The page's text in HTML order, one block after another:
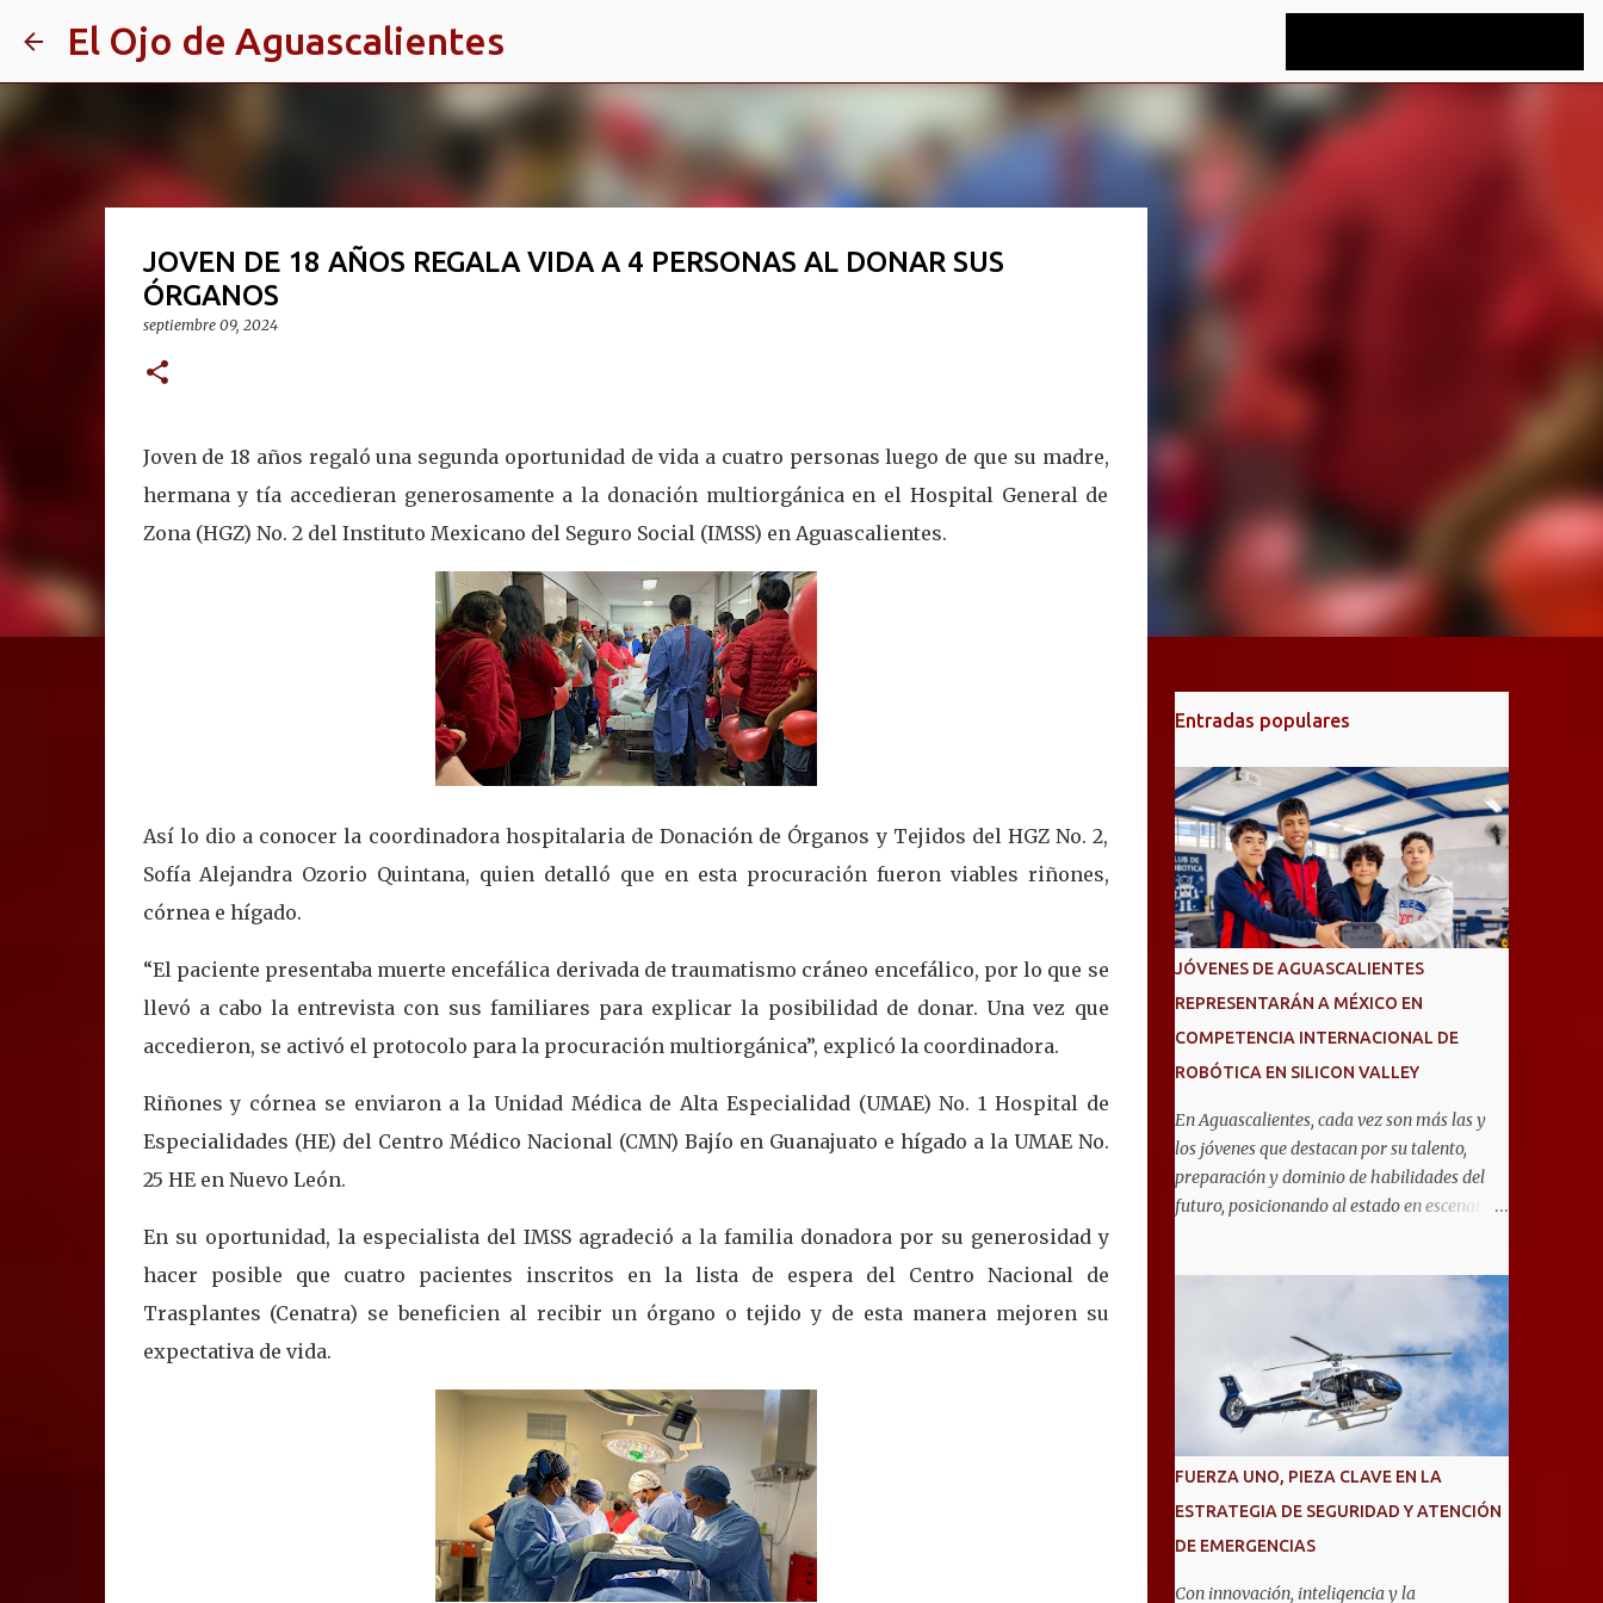
El Ojo de Aguascalientes
JOVEN DE 18 AÑOS REGALA VIDA A 4 PERSONAS AL DONAR SUS
ÓRGANOS
septiembre 09, 2024
Joven de 18 años regaló una segunda oportunidad de vida a cuatro personas luego de que su madre,
hermana y tía accedieran generosamente a la donación multiorgánica en el Hospital General de
Zona (HGZ) No. 2 del Instituto Mexicano del Seguro Social (IMSS) en Aguascalientes.
Así lo dio a conocer la coordinadora hospitalaria de Donación de Órganos y Tejidos del HGZ No. 2,
Sofía Alejandra Ozorio Quintana, quien detalló que en esta procuración fueron viables riñones,
córnea e hígado.
“El paciente presentaba muerte encefálica derivada de traumatismo cráneo encefálico, por lo que se
llevó a cabo la entrevista con sus familiares para explicar la posibilidad de donar. Una vez que
accedieron, se activó el protocolo para la procuración multiorgánica”, explicó la coordinadora.
Riñones y córnea se enviaron a la Unidad Médica de Alta Especialidad (UMAE) No. 1 Hospital de
Especialidades (HE) del Centro Médico Nacional (CMN) Bajío en Guanajuato e hígado a la UMAE No.
25 HE en Nuevo León.
En su oportunidad, la especialista del IMSS agradeció a la familia donadora por su generosidad y
hacer posible que cuatro pacientes inscritos en la lista de espera del Centro Nacional de
Trasplantes (Cenatra) se beneficien al recibir un órgano o tejido y de esta manera mejoren su
expectativa de vida.
Entradas populares
JÓVENES DE AGUASCALIENTES
REPRESENTARÁN A MÉXICO EN
COMPETENCIA INTERNACIONAL DE
ROBÓTICA EN SILICON VALLEY
En Aguascalientes, cada vez son más las y
los jóvenes que destacan por su talento,
preparación y dominio de habilidades del
futuro, posicionando al estado en escenarios
General No. 6, que clasificó a la competencia
internacional RoboRAVE 2026, a realizarse
en julio en Silicon Valley, California, donde
competirán con jóvenes de todo el mundo. Su
pase lo obtuvieron en RoboRAVE México
2025, en Puerto Vallarta, tras destacar por su
precisión, creatividad y habilidades en
programación, diseño de prototipos y
trabajo en equipo. Divididos en cinco
equipos, participarán en la categoría Fast
FUERZA UNO, PIEZA CLAVE EN LA
ESTRATEGIA DE SEGURIDAD Y ATENCIÓN
DE EMERGENCIAS
Con innovación, inteligencia y la